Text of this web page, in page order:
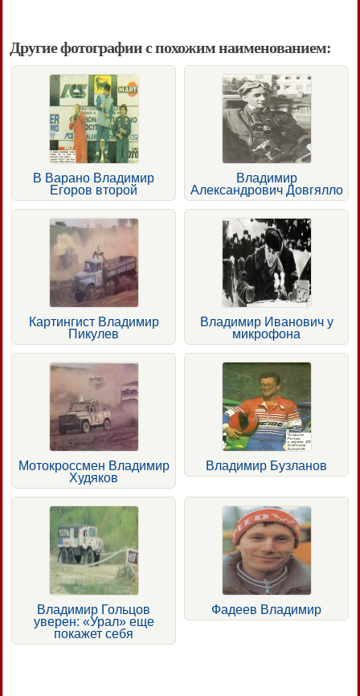
Другие фотографии с похожим наименованием:
В Варано Владимир
Егоров второй
Владимир
Александрович Довгялло
Картингист Владимир
Пикулев
Владимир Иванович у
микрофона
Мотокроссмен Владимир
Худяков
Владимир Бузланов
Владимир Гольцов
уверен: «Урал» еще
покажет себя
Фадеев Владимир